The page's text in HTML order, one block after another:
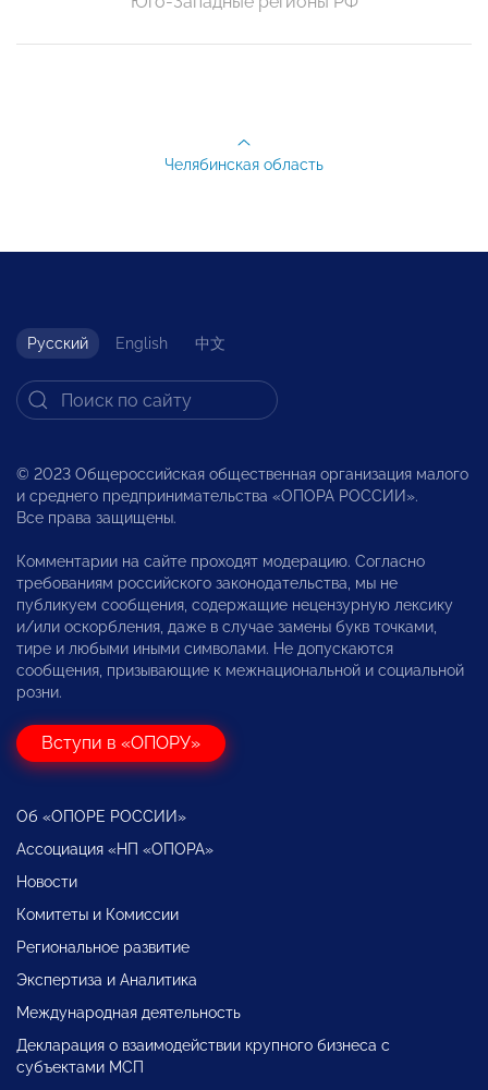
Челябинская область
Русский English 中文
© 2023 Общероссийская общественная организация малого
и среднего предпринимательства «ОПОРА РОССИИ».
Все права защищены.
Комментарии на сайте проходят модерацию. Согласно
требованиям российского законодательства, мы не
публикуем сообщения, содержащие нецензурную лексику
и/или оскорбления, даже в случае замены букв точками,
тире и любыми иными символами. Не допускаются
сообщения, призывающие к межнациональной и социальной
розни.
Вступи в «ОПОРУ»
Об «ОПОРЕ РОССИИ»
Ассоциация «НП «ОПОРА»
Новости
Комитеты и Комиссии
Региональное развитие
Экспертиза и Аналитика
Международная деятельность
Декларация о взаимодействии крупного бизнеса с
субъектами МСП